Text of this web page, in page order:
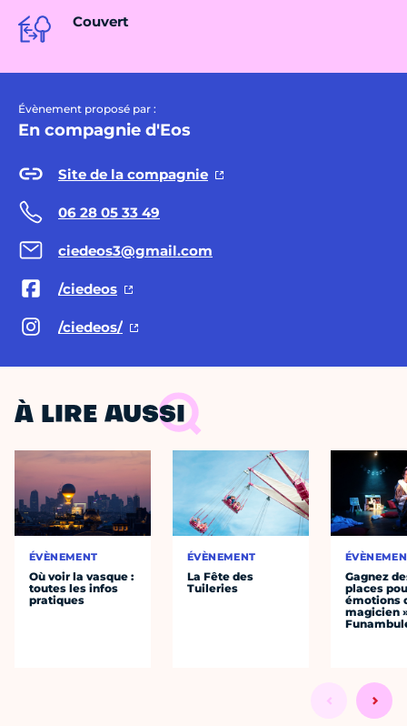
Couvert
Évènement proposé par :
En compagnie d'Eos
Site de la compagnie
06 28 05 33 49
ciedeos3@gmail.com
/ciedeos
/ciedeos/
À LIRE AUSSI
ÉVÈNEMENT
Où voir la vasque :
toutes les infos
pratiques
ÉVÈNEMENT
La Fête des
Tuileries
Gagnez
places
émotions
magicien